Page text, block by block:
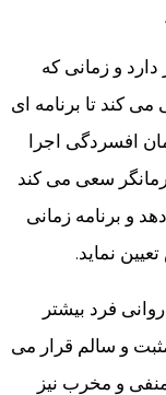
دارد و زمانی که
کند تا برنامه ای
افسردگی اجرا
سعی می کند
و برنامه زمانی
نماید.
فرد بیشتر
و سالم قرار می
و مخرب نیز